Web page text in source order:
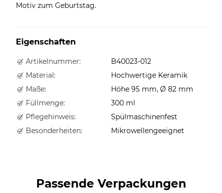
Motiv zum Geburtstag.
Eigenschaften
Artikelnummer:
B40023-012
Material:
Hochwertige Keramik
Maße:
Höhe 95 mm, Ø 82 mm
Füllmenge:
300 ml
Pflegehinweis:
Spülmaschinenfest
Besonderheiten:
Mikrowellengeeignet
Passende Verpackungen